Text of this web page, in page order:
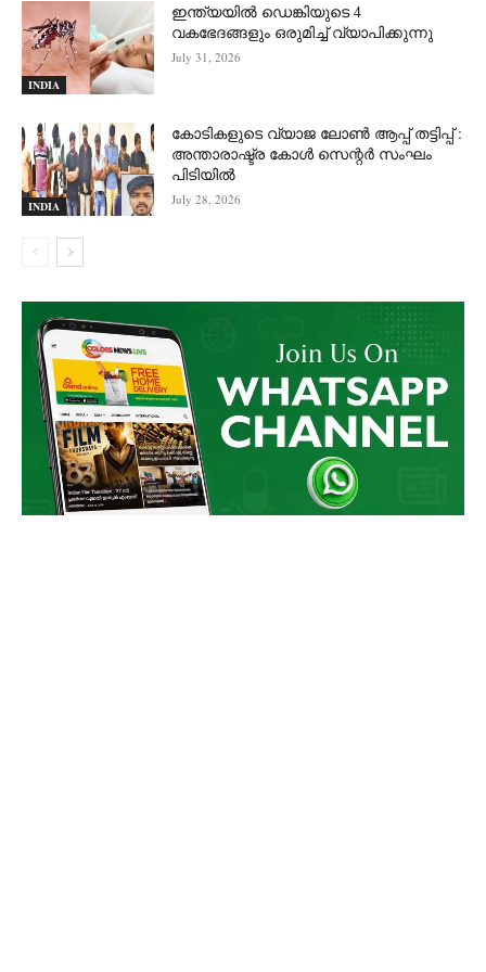
INDIA
ഇന്ത്യയിൽ ഡെങ്കിയുടെ 4
വകഭേദങ്ങളും ഒരുമിച്ച് വ്യാപിക്കുന്നു
July 31, 2026
INDIA
കോടികളുടെ വ്യാജ ലോൺ ആപ്പ് തട്ടിപ്പ് :
അന്താരാഷ്ട്ര കോൾ സെന്റർ സംഘം
പിടിയില്‍
July 28, 2026